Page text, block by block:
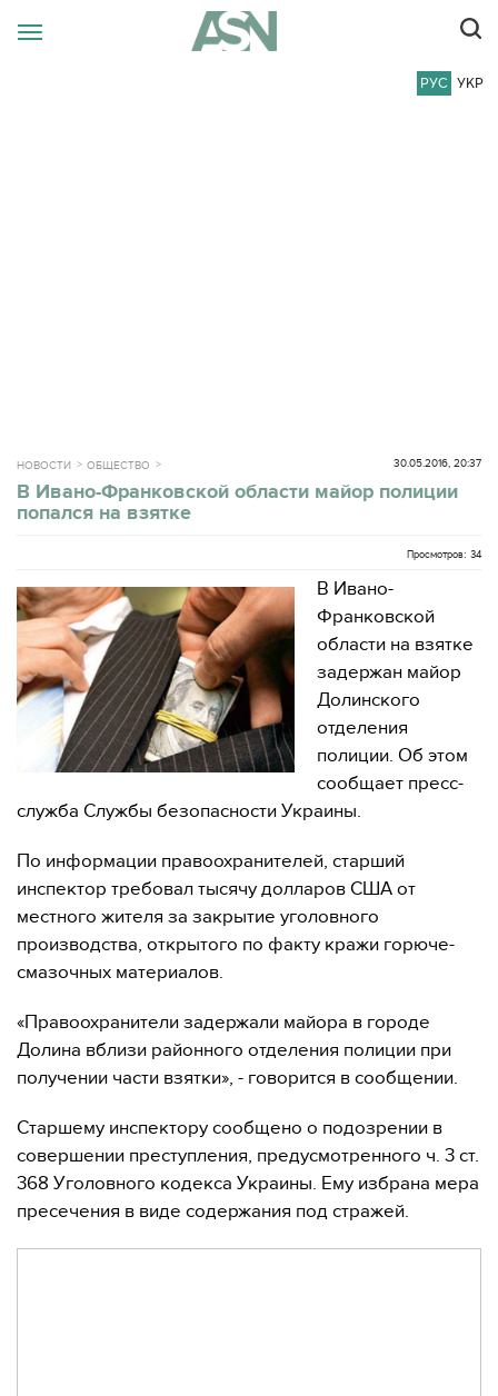
РУС УКР
НОВОСТИ ОБЩЕСТВО 30.05.2016, 20:37
В Ивано-Франковской области майор полиции
попался на взятке
Просмотров: 34
В Ивано-
Франковской
области на взятке
задержан майор
Долинского
отделения
полиции. Об этом
сообщает пресс-
служба Службы безопасности Украины.
По информации правоохранителей, старший
инспектор требовал тысячу долларов США от
местного жителя за закрытие уголовного
производства, открытого по факту кражи горюче-
смазочных материалов.
«Правоохранители задержали майора в городе
Долина вблизи районного отделения полиции при
получении части взятки», - говорится в сообщении.
Старшему инспектору сообщено о подозрении в
совершении преступления, предусмотренного ч. 3 ст.
368 Уголовного кодекса Украины. Ему избрана мера
пресечения в виде содержания под стражей.